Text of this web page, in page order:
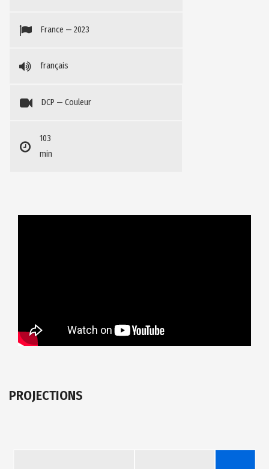
France — 2023
français
DCP — Couleur
103
min
PROJECTIONS